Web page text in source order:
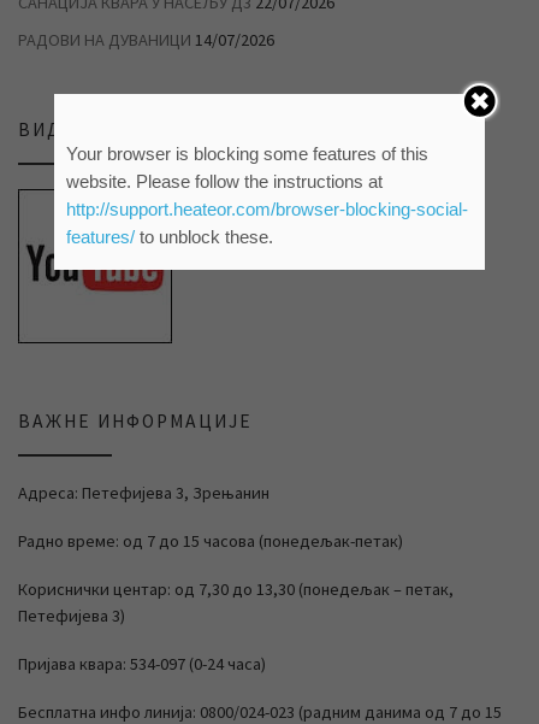
РАДОВИ НА ДУВАНИЦИ 14/07/2026
ВИДЕО ПРИЛОЗИ НА НАШЕМ ЈУТЈУБ КАНАЛУ
ВАЖНЕ ИНФОРМАЦИЈЕ
Адреса: Петефијева 3, Зрењанин
Радно време: од 7 до 15 часова (понедељак-петак)
Кориснички центар: од 7,30 до 13,30 (понедељак – петак,
Петефијева 3)
Пријава квара: 534-097 (0-24 часа)
Бесплатна инфо линија: 0800/024-023 (радним данима од 7 до 15
Your browser is blocking some features of this
website. Please follow the instructions at
http://support.heateor.com/browser-blocking-social-
features/to unblock these.